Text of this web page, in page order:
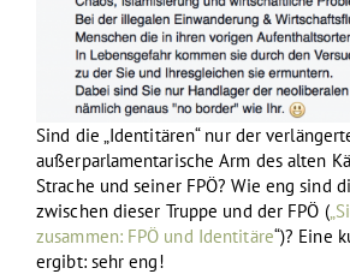
Sind die „Identitären“ nur der
außerparlamentarische Arm des alten
Strache und seiner FPÖ? Wie eng sind
zwischen dieser Truppe und der FPÖ (
zusammen: FPÖ und Identitäre“)? Eine
ergibt: sehr eng!